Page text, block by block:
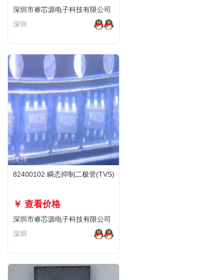
深圳市睿芯源电子科技有限公司
深圳
82400102 瞬态抑制二极管(TVS)
￥ 查看价格
深圳市睿芯源电子科技有限公司
深圳